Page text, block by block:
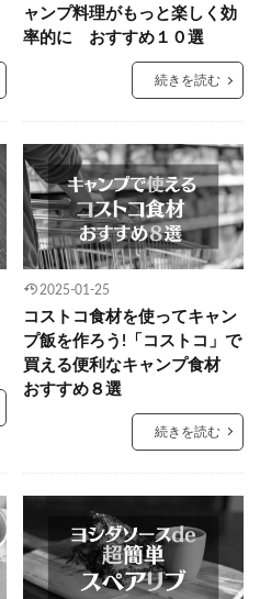
ャンプ料理がもっと楽しく効
率的に おすすめ１０選
続きを読む
2025-01-25
コストコ食材を使ってキャン
プ飯を作ろう!「コストコ」で
買える便利なキャンプ食材
おすすめ８選
続きを読む